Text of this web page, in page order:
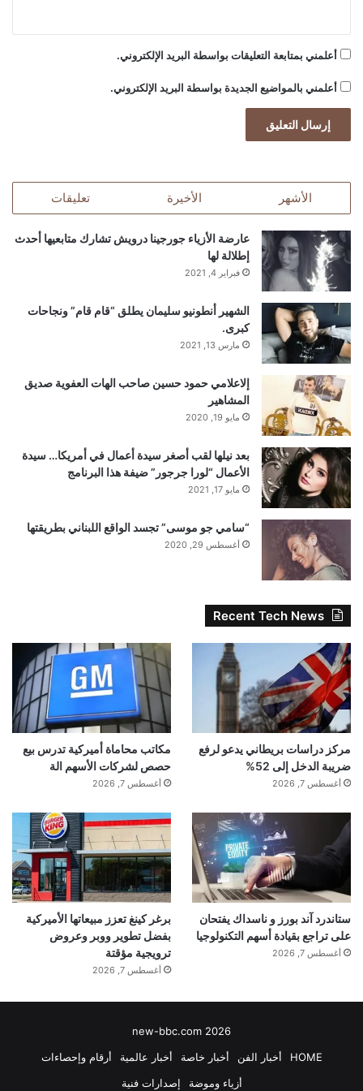
أعلمني بمتابعة التعليقات بواسطة البريد الإلكتروني.
أعلمني بالمواضيع الجديدة بواسطة البريد الإلكتروني.
الأشهر الأخيرة تعليقات
عارضة الأزياء جورجينا درويش تشارك متابعيها أحدث
إطلالة لها
فبراير 4, 2021
الشهير أنطونيو سليمان يطلق “قام قام” ونجاحات
كبرى.
مارس 13, 2021
إلاعلامي حمود حسين صاحب الهات العفوية صديق
المشاهير
مايو 19, 2020
بعد نيلها لقب أصغر سيدة أعمال في أمريكا… سيدة
الأعمال “لورا جرجور” ضيفة هذا البرنامج
مايو 17, 2021
“سامي جو موسى” تجسد الواقع اللبناني بطريقتها
أغسطس 29, 2020
Recent Tech News
مركز دراسات بريطاني يدعو لرفع
ضريبة الدخل إلى 52%
أغسطس 7, 2026
مكاتب محاماة أميركية تدرس بيع
حصص لشركات الأسهم الة
أغسطس 7, 2026
ستاندرد آند بورز و ناسداك يفتحان
على تراجع بقيادة أسهم التكنولوجيا
أغسطس 7, 2026
برغر كينغ تعزز مبيعاتها الأميركية
بفضل تطوير ووبر وعروض
ترويجية مؤقتة
أغسطس 7, 2026
new-bbc.com 2026
HOME
أخبار الفن أخبار خاصة أخبار عالمية
أرقام وإحصاءات
أزياء وموضة
إصدارات فنية